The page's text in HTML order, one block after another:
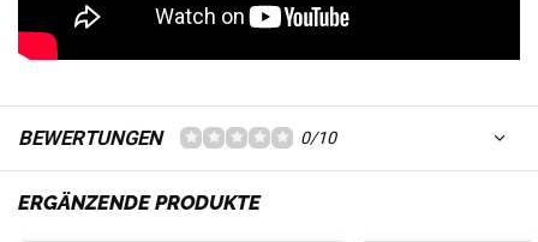
BEWERTUNGEN 0/10
ERGÄNZENDE PRODUKTE